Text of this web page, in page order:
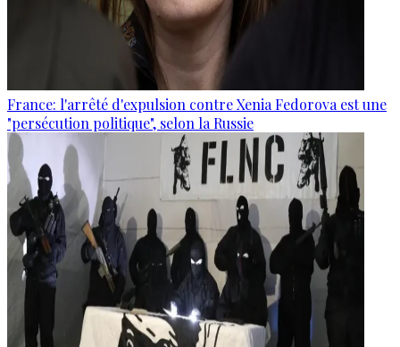
France: l'arrêté d'expulsion contre Xenia Fedorova est une
"persécution politique", selon la Russie